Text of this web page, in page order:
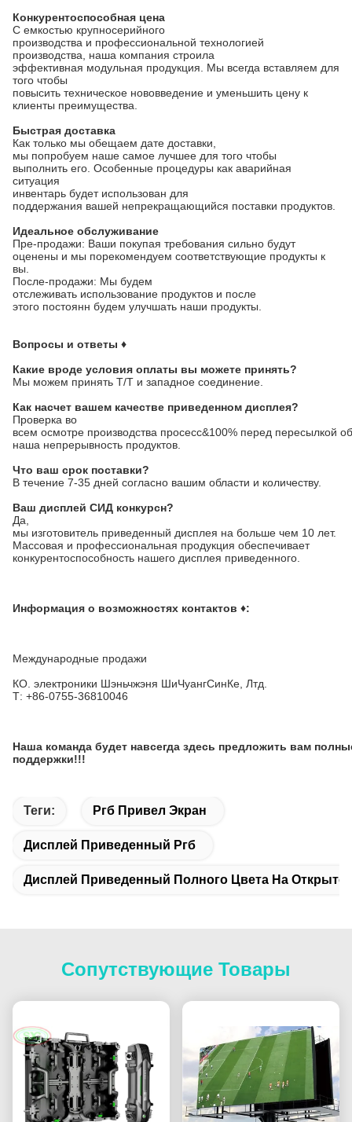
Конкурентоспособная цена
С емкостью крупносерийного
производства и профессиональной технологией
производства, наша компания строила
эффективная модульная продукция. Мы всегда вставляем для
того чтобы
повысить техническое нововведение и уменьшить цену к
клиенты преимущества.
Быстрая доставка
Как только мы обещаем дате доставки,
мы попробуем наше самое лучшее для того чтобы
выполнить его. Особенные процедуры как аварийная
ситуация
инвентарь будет использован для
поддержания вашей непрекращающийся поставки продуктов.
Идеальное обслуживание
Пре-продажи: Ваши покупая требования сильно будут
оценены и мы порекомендуем соответствующие продукты к
вы.
После-продажи: Мы будем
отслеживать использование продуктов и после
этого постоянн будем улучшать наши продукты.
Вопросы и ответы ♦
Какие вроде условия оплаты вы можете принять?
Мы можем принять Т/Т и западное соединение.
Как насчет вашем качестве приведенном дисплея?
Проверка во
всем осмотре производства просесс&100% перед пересылкой
наша непрерывность продуктов.
Что ваш срок поставки?
В течение 7-35 дней согласно вашим области и количеству.
Ваш дисплей СИД конкурсн?
Да,
мы изготовитель приведенный дисплея на больше чем 10 лет.
Массовая и профессиональная продукция обеспечивает
конкурентоспособность нашего дисплея приведенного.
Информация о возможностях контактов ♦:
Международные продажи
КО. электроники Шэньчжэня ШиЧуангСинКе, Лтд.
Т: +86-0755-36810046
Наша команда будет навсегда здесь предложить вам
поддержки!!!
Теги: Ргб Привел Экран
Дисплей Приведенный Ргб
Дисплей Приведенный Полного Цвета На
Сопутствующие Товары